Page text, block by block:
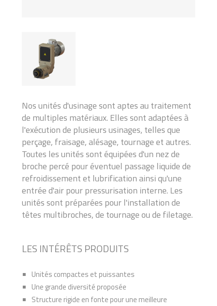
Nos unités d'usinage sont aptes au traitement
de multiples matériaux. Elles sont adaptées à
l'exécution de plusieurs usinages, telles que
perçage, fraisage, alésage, tournage et autres.
Toutes les unités sont équipées d'un nez de
broche percé pour éventuel passage liquide de
refroidissement et lubrification ainsi qu'une
entrée d'air pour pressurisation interne. Les
unités sont préparées pour l'installation de
têtes multibroches, de tournage ou de filetage.
LES INTÉRÊTS PRODUITS
Unités compactes et puissantes
Une grande diversité proposée
Structure rigide en fonte pour une meilleure